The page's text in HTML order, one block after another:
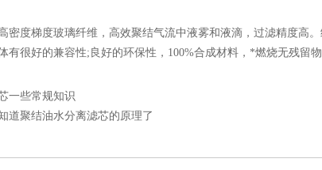
度梯度玻璃纤维，高效聚结气流中液雾和液滴，过滤精度高
有很好的兼容性;良好的环保性，100%合成材料，*燃烧无残留物
一些常规知识
道聚结油水分离滤芯的原理了